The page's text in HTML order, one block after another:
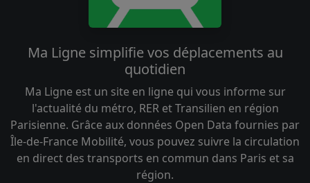
Ma Ligne simplifie vos déplacements au
quotidien
Ma Ligne est un site en ligne qui vous informe sur
l'actualité du métro, RER et Transilien en région
Parisienne. Grâce aux données Open Data fournies par
Île-de-France Mobilité, vous pouvez suivre la circulation
en direct des transports en commun dans Paris et sa
région.